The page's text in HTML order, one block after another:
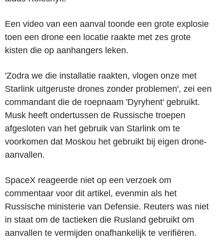
Een video van een aanval toonde een grote explosie
toen een drone een locatie raakte met zes grote
kisten die op aanhangers leken.
'Zodra we die installatie raakten, vlogen onze met
Starlink uitgeruste drones zonder problemen', zei een
commandant die de roepnaam 'Dyryhent' gebruikt.
Musk heeft ondertussen de Russische troepen
afgesloten van het gebruik van Starlink om te
voorkomen dat Moskou het gebruikt bij eigen drone-
aanvallen.
SpaceX reageerde niet op een verzoek om
commentaar voor dit artikel, evenmin als het
Russische ministerie van Defensie. Reuters was niet
in staat om de tactieken die Rusland gebruikt om
aanvallen te vermijden onafhankelijk te verifiëren.